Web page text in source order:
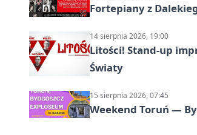
Fortepiany z
14 sierpnia 2026, 19:00
Litości! Stand-up
Światy
15 sierpnia 2026, 07:45
Weekend Toruń —